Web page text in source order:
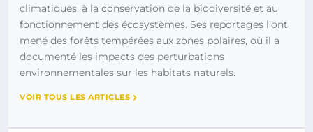
climatiques, à la conservation de la biodiversité et au
fonctionnement des écosystèmes. Ses reportages l’ont
mené des forêts tempérées aux zones polaires, où il a
documenté les impacts des perturbations
environnementales sur les habitats naturels.
VOIR TOUS LES ARTICLES